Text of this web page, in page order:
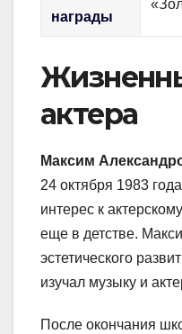
награды
актера
Максим
24 октября 1983
интерес к
еще в детстве.
эстетического
изучал музыку и
После окончания